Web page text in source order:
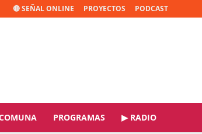
🔴 SEÑAL ONLINE PROYECTOS PODCAST
PROGRAMAS ▶ RADIO